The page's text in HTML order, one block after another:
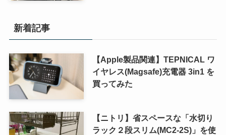
新着記事
【Apple製品関連】TEPNICAL ワ
イヤレス(Magsafe)充電器 3in1 を
買ってみた
【ニトリ】省スペースな「水切り
ラック２段スリム(MC2-2S)」を使